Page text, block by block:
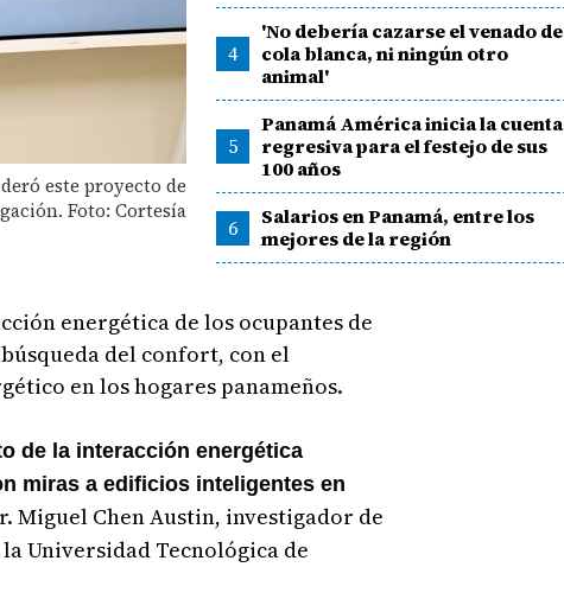
este proyecto de
Foto: Cortesía
4
'No debería cazarse el venado de
cola blanca, ni ningún otro
animal'
5
Panamá América inicia la cuenta
regresiva para el festejo de sus
100 años
6
Salarios en Panamá, entre los
mejores de la región
energética de los ocupantes de
del confort, con el
en los hogares panameños.
de la interacción energética
miras a edificios inteligentes en
Miguel Chen Austin, investigador de
Universidad Tecnológica de